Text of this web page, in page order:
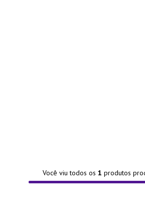
Você viu todos os 1 produtos